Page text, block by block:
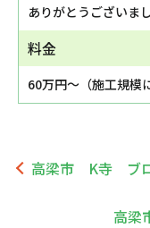
ありがとうございまし
料金
60万円～（施工規模
高梁市 K寺 ブ
高梁